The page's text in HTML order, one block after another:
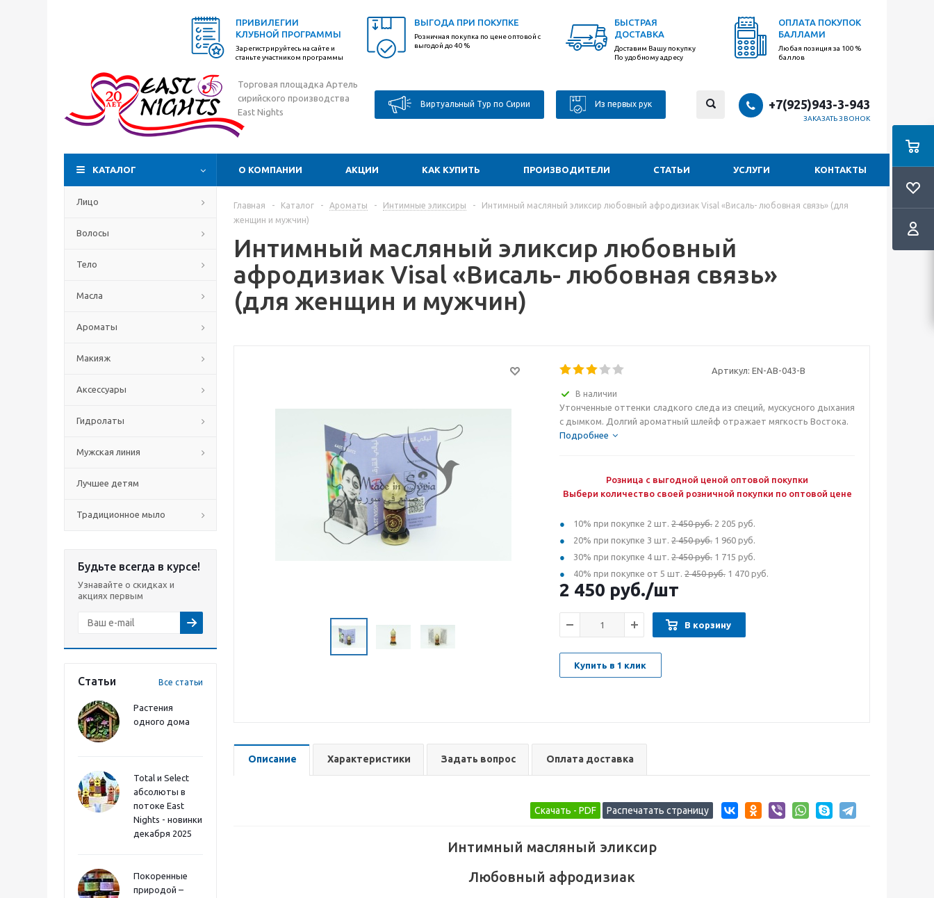
ПРИВИЛЕГИИ
КЛУБНОЙ ПРОГРАММЫ
Зарегистрируйтесь на сайте и
станьте участником программы
ВЫГОДА ПРИ ПОКУПКЕ
Розничная покупка по цене оптовой с
выгодой до 40 %
БЫСТРАЯ
ДОСТАВКА
Доставим Вашу покупку
По удобному адресу
ОПЛАТА ПОКУПОК
БАЛЛАМИ
Любая позиция за 100 %
баллов
Торговая площадка Артель
сирийского производства
East Nights
Виртуальный Тур по Сирии Из первых рук +7(925)943-3-943
ЗАКАЗАТЬ ЗВОНОК
КАТАЛОГ О КОМПАНИИ АКЦИИ КАК КУПИТЬ ПРОИЗВОДИТЕЛИ СТАТЬИ УСЛУГИ КОНТАКТЫ
Лицо
Волосы
Тело
Масла
Ароматы
Макияж
Аксессуары
Гидролаты
Мужская линия
Лучшее детям
Традиционное мыло
Будьте всегда в курсе!
Узнавайте о скидках и
акциях первым
Статьи Все статьи
Растения
одного дома
Total и Select
абсолюты в
потоке East
Nights - новинки
декабря 2025
Покоренные
природой –
Главная - Каталог - Ароматы - Интимные эликсиры -
Интимный масляный эликсир любовный афродизиак Visal «Висаль- любовная связь» (для
женщин и мужчин)
Интимный масляный эликсир любовный
афродизиак Visal «Висаль- любовная связь»
(для женщин и мужчин)
Артикул: EN-AB-043-B
В наличии
Утонченные оттенки сладкого следа из специй, мускусного дыхания
с дымком. Долгий ароматный шлейф отражает мягкость Востока.
Подробнее
Розница с выгодной ценой оптовой покупки
Выбери количество своей розничной покупки по оптовой цене
10% при покупке 2 шт. 2 450 руб. 2 205 руб.
20% при покупке 3 шт. 2 450 руб. 1 960 руб.
30% при покупке 4 шт. 2 450 руб. 1 715 руб.
40% при покупке от 5 шт. 2 450 руб. 1 470 руб.
2 450 руб./шт
В корзину
Купить в 1 клик
Описание Характеристики Задать вопрос Оплата доставка
Интимный масляный эликсир
Любовный афродизиак